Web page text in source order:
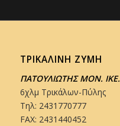
ΤΡΙΚΑΛΙΝΗ ΖΥΜΗ
ΠΑΤΟΥΛΙΩΤΗΣ ΜΟΝ. ΙΚΕ.
6χλμ Τρικάλων-Πύλης
Τηλ: 2431770777
FAX: 2431440452